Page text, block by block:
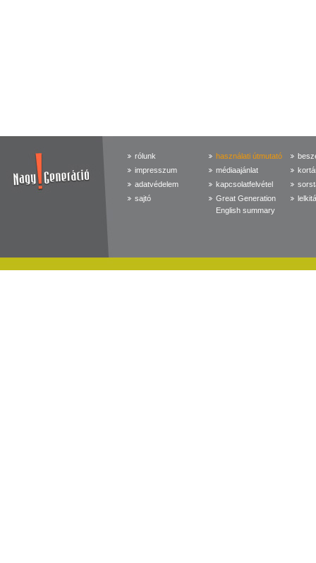
rólunk
impresszum
adatvédelem
sajtó
használati útmutató
médiaajánlat
kapcsolatfelvétel
Great Generation
English summary